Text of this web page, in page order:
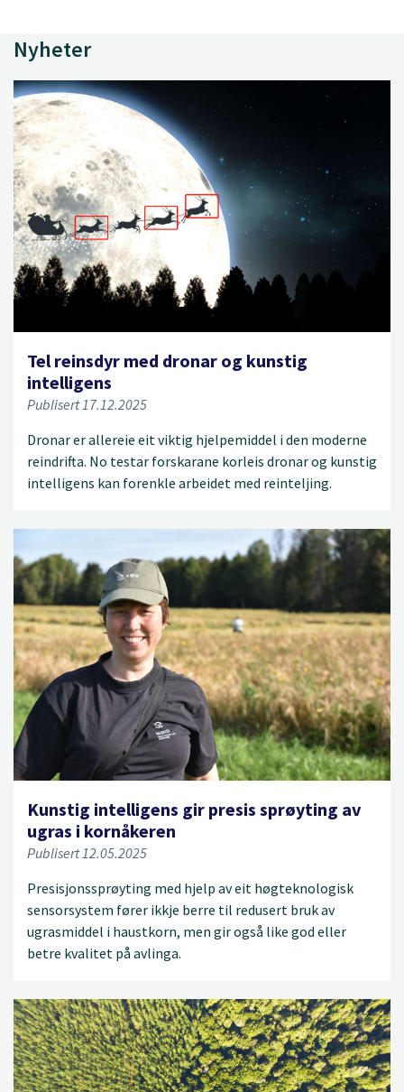
Nyheter
Tel reinsdyr med dronar og kunstig
intelligens
Publisert 17.12.2025
Dronar er allereie eit viktig hjelpemiddel i den moderne
reindrifta. No testar forskarane korleis dronar og kunstig
intelligens kan forenkle arbeidet med reinteljing.
Kunstig intelligens gir presis sprøyting av
ugras i kornåkeren
Publisert 12.05.2025
Presisjonssprøyting med hjelp av eit høgteknologisk
sensorsystem fører ikkje berre til redusert bruk av
ugrasmiddel i haustkorn, men gir også like god eller
betre kvalitet på avlinga.